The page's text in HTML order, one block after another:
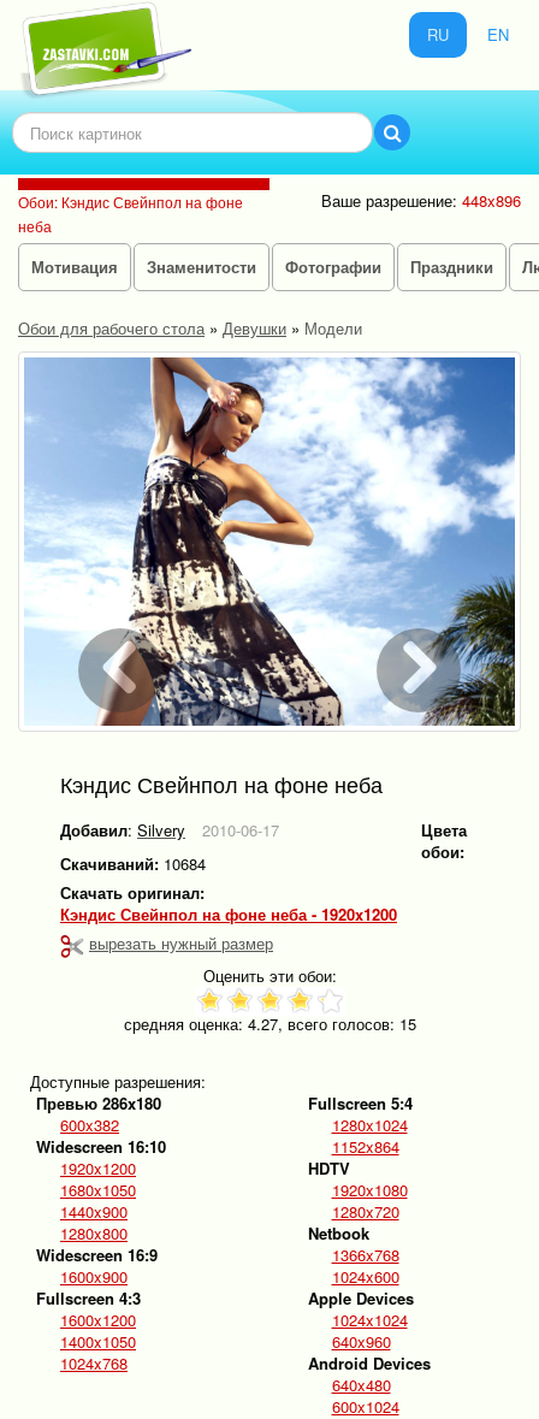
RU EN
Обои: Кэндис Свейнпол на фоне
неба
Ваше разрешение: 448x896
Мотивация Знаменитости Фотографии Праздники
Обои для рабочего стола» Девушки » Модели
Кэндис Свейнпол на фоне неба
Добавил: Silvery
2010-06-17
Скачиваний: 10684
Скачать оригинал:
Кэндис Свейнпол на фоне неба - 1920x1200
вырезать нужный размер
Цвета
обои:
Оценить эти обои:
средняя оценка: 4.27, всего голосов: 15
Доступные разрешения:
Превью 286x180
600x382
Widescreen 16:10
1920x1200
1680x1050
1440x900
1280x800
Widescreen 16:9
1600x900
Fullscreen 4:3
1600x1200
1400x1050
1024x768
Fullscreen 5:4
1280x1024
1152x864
HDTV
1920x1080
1280x720
Netbook
1366x768
1024x600
Apple Devices
1024x1024
640x960
Android Devices
640x480
600x1024